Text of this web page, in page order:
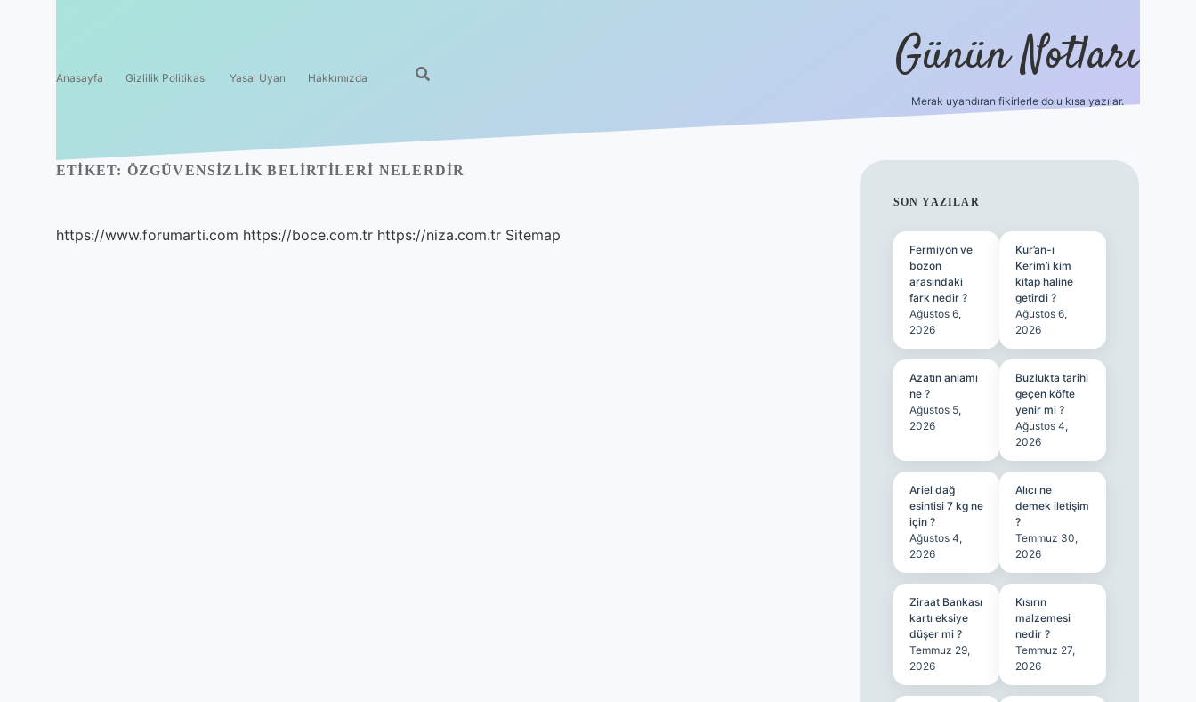
Anasayfa Gizlilik Politikası Yasal Uyarı Hakkımızda Günün Notları
Merak uyandıran fikirlerle dolu kısa yazılar.
ETIKET: ÖZGÜVENSIZLIK BELIRTILERI NELERDIR
https://www.forumarti.com https://boce.com.tr https://niza.com.tr Sitemap
SIDEBAR
SON YAZILAR
Fermiyon ve
bozon
arasındaki
fark nedir ?
Ağustos 6,
2026
Kur’an-ı
Kerim’i kim
kitap haline
getirdi ?
Ağustos 6,
2026
Azatın anlamı
ne ?
Ağustos 5,
2026
Buzlukta tarihi
geçen köfte
yenir mi ?
Ağustos 4,
2026
Ariel dağ
esintisi 7 kg ne
için ?
Ağustos 4,
2026
Alıcı ne
demek iletişim
?
Temmuz 30,
2026
Ziraat Bankası
kartı eksiye
düşer mi ?
Temmuz 29,
2026
Kısırın
malzemesi
nedir ?
Temmuz 27,
2026